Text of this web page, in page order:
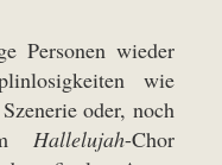
Personen wieder
wie
oder, noch
Hallelujah-Chor